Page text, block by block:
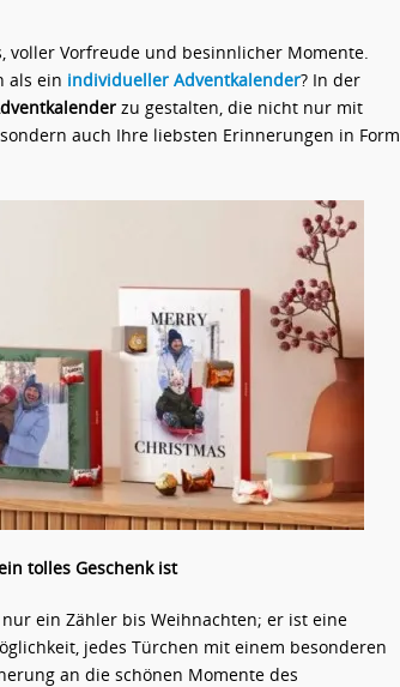
voller Vorfreude und besinnlicher Momente.
als ein individueller Adventkalender? In der
zu gestalten, die nicht nur mit
auch Ihre liebsten Erinnerungen in Form
tolles Geschenk ist
ein Zähler bis Weihnachten; er ist eine
jedes Türchen mit einem besonderen
an die schönen Momente des